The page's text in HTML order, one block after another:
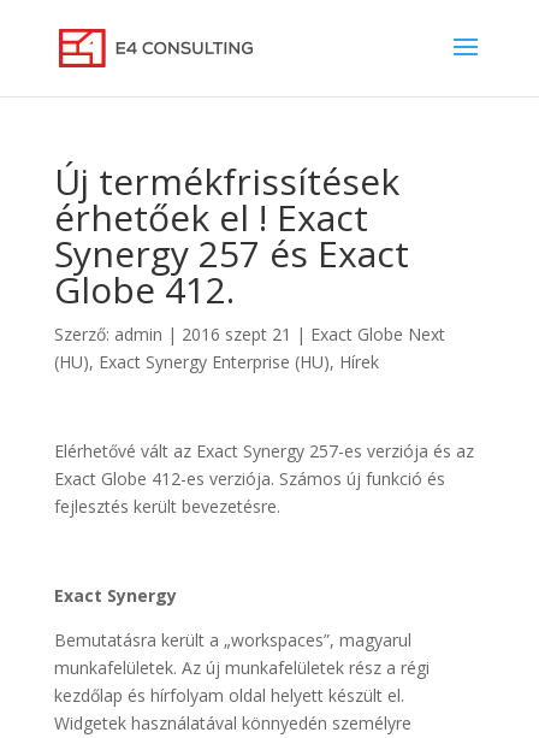
Új termékfrissítések
érhetőek el ! Exact
Synergy 257 és Exact
Globe 412.
Szerző: admin | 2016 szept 21 | Exact Globe Next
(HU), Exact Synergy Enterprise (HU), Hírek
Elérhetővé vált az Exact Synergy 257-es verziója és az
Exact Globe 412-es verziója. Számos új funkció és
fejlesztés került bevezetésre.
Exact Synergy
Bemutatásra került a „workspaces”, magyarul
munkafelületek. Az új munkafelületek rész a régi
kezdőlap és hírfolyam oldal helyett készült el.
Widgetek használatával könnyedén személyre